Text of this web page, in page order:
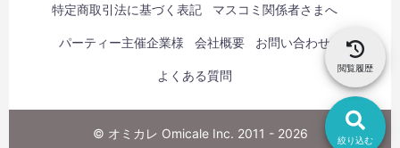
絞り込む
閲覧履歴
特定商取引法に基づく表記 マスコミ関係者さまへ
パーティー主催企業様 会社概要 お問い合わせ
よくある質問
© オミカレ Omicale Inc. 2011 - 2026